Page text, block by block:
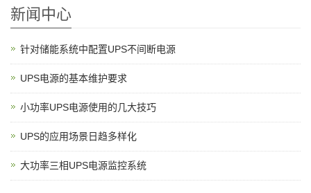
新闻中心
针对储能系统中配置UPS不间断电源
UPS电源的基本维护要求
小功率UPS电源使用的几大技巧
UPS的应用场景日趋多样化
大功率三相UPS电源监控系统